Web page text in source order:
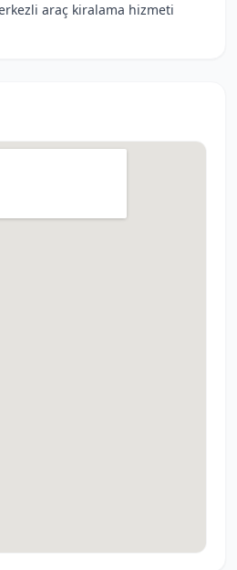
araç kiralama hizmeti